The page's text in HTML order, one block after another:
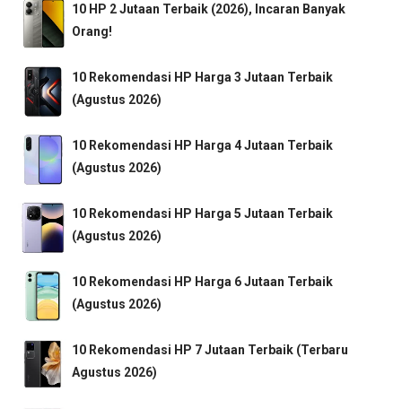
10 HP 2 Jutaan Terbaik (2026), Incaran Banyak
Orang!
10 Rekomendasi HP Harga 3 Jutaan Terbaik
(Agustus 2026)
10 Rekomendasi HP Harga 4 Jutaan Terbaik
(Agustus 2026)
10 Rekomendasi HP Harga 5 Jutaan Terbaik
(Agustus 2026)
10 Rekomendasi HP Harga 6 Jutaan Terbaik
(Agustus 2026)
10 Rekomendasi HP 7 Jutaan Terbaik (Terbaru
Agustus 2026)